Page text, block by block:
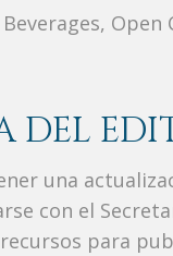
Open
DEL
una
con el
para